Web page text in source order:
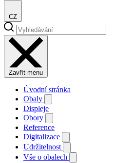
CZ
Zavřít menu
Úvodní stránka
Obaly
Displeje
Obory
Reference
Digitalizace
Udržitelnost
Vše o obalech